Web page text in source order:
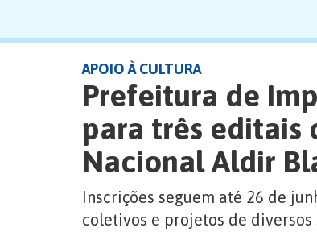
APOIO À CULTURA
Prefeitura de
para três editais
Nacional Aldir
Inscrições seguem até 26 de
coletivos e projetos de